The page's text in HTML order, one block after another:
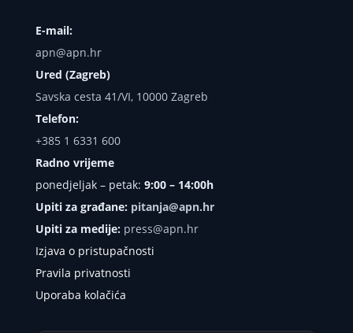
E-mail:
apn@apn.hr
Ured (Zagreb)
Savska cesta 41/VI, 10000 Zagreb
Telefon:
+385 1 6331 600
Radno vrijeme
ponedjeljak – petak: 9:00 – 14:00h
Upiti za građane: pitanja@apn.hr
Upiti za medije: press@apn.hr
Izjava o pristupačnosti
Pravila privatnosti
Uporaba kolačića